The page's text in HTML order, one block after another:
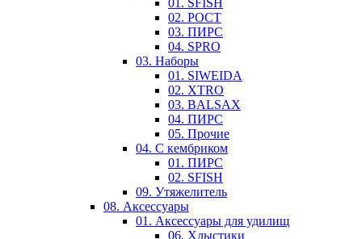
01. SFISH
02. РОСТ
03. ПИРС
04. SPRO
03. Наборы
01. SIWEIDA
02. XTRO
03. BALSAX
04. ПИРС
05. Прочие
04. С кембриком
01. ПИРС
02. SFISH
09. Утяжелитель
08. Аксессуары
01. Аксессуары для удилищ
06. Хлыстики